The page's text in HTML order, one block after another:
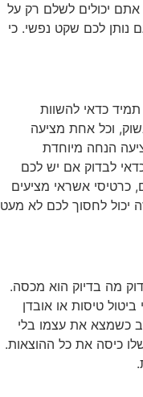
יכולים לשלם רק על
נותן לכם שקט נפשי. כי
כדאי להשוות
וכל אחת מציעה
הנחה מיוחדת
לבדוק אם יש לכם
כרטיסי אשראי מציעים
יכול לחסוך לכם לא מעט
מה בדיוק הוא מכסה.
טיסות או אובדן
כשמצא את עצמו בלי
כיסה את כל ההוצאות.